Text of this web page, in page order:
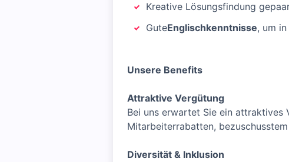
Kreative Lösungsfindung
GuteEnglischkenntnisse, um
Unsere Benefits
Attraktive Vergütung
Bei uns erwartet Sie ein
Mitarbeiterrabatten,
Diversität & Inklusion